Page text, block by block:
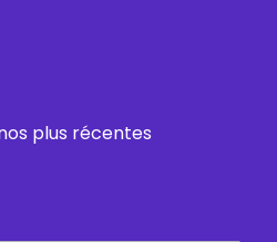
plus récentes